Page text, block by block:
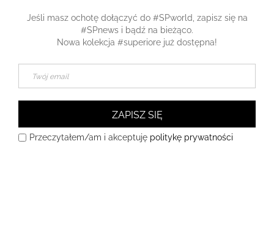
Jeśli masz ochotę dołączyć do #SPworld, zapisz się na
#SPnews i bądź na bieżąco.
Nowa kolekcja #superiore już dostępna!
ZAPISZ SIĘ
Przeczytałem/am i akceptuję politykę prywatności